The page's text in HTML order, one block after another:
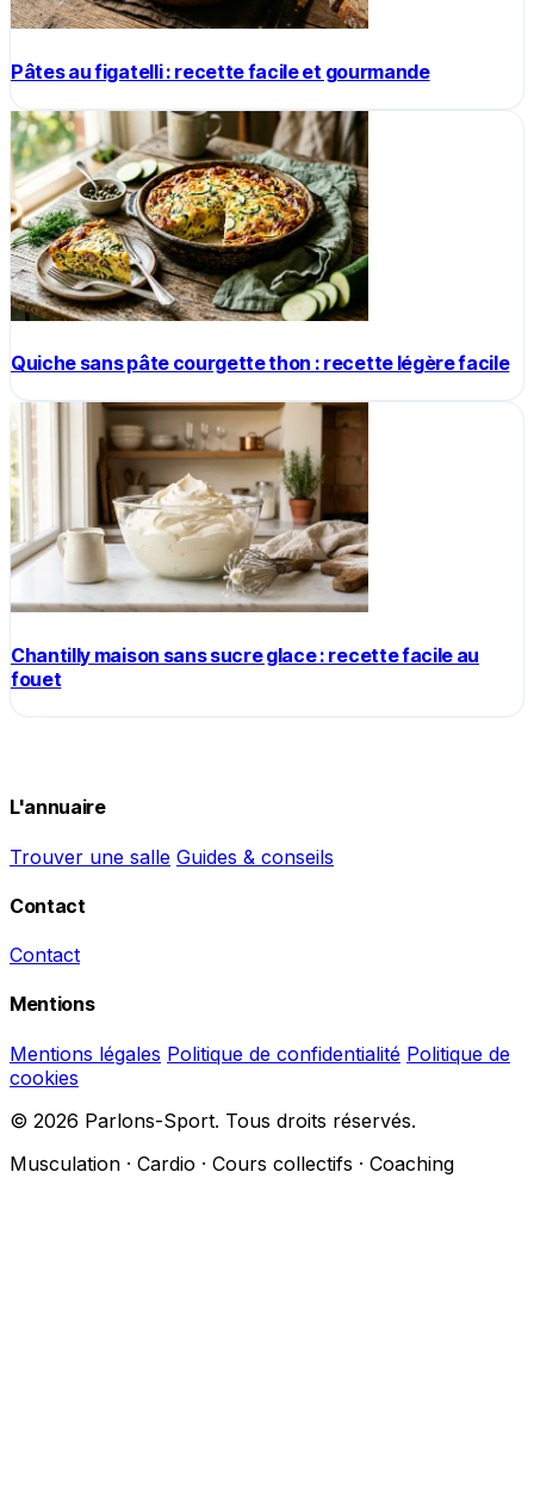
Pâtes au figatelli : recette facile et gourmande
Quiche sans pâte courgette thon : recette légère facile
Chantilly maison sans sucre glace : recette facile au
fouet
L'annuaire
Trouver une salle Guides & conseils
Contact
Contact
Mentions
Mentions légales Politique de confidentialité Politique de
cookies
© 2026 Parlons-Sport. Tous droits réservés.
Musculation · Cardio · Cours collectifs · Coaching